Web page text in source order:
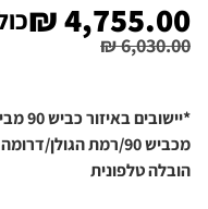
₪6,030.00
₪4,755.00
מכביש 90/רמת
הובלה טלפונית